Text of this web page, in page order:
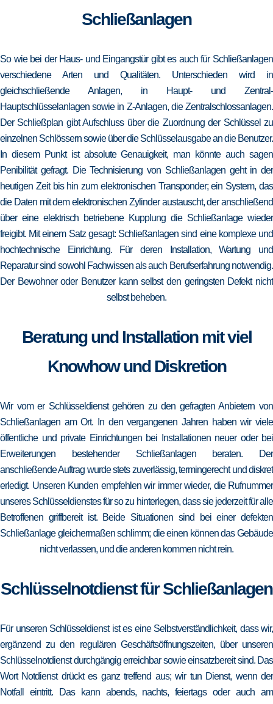
Schließanlagen
So wie bei der Haus- und Eingangstür gibt es auch für Schließanlagen
verschiedene Arten und Qualitäten. Unterschieden wird in
gleichschließende Anlagen, in Haupt- und Zentral-
Hauptschlüsselanlagen sowie in Z-Anlagen, die Zentralschlossanlagen.
Der Schließplan gibt Aufschluss über die Zuordnung der Schlüssel zu
einzelnen Schlössern sowie über die Schlüsselausgabe an die Benutzer.
In diesem Punkt ist absolute Genauigkeit, man könnte auch sagen
Penibilität gefragt. Die Technisierung von Schließanlagen geht in der
heutigen Zeit bis hin zum elektronischen Transponder; ein System, das
die Daten mit dem elektronischen Zylinder austauscht, der anschließend
über eine elektrisch betriebene Kupplung die Schließanlage wieder
freigibt. Mit einem Satz gesagt: Schließanlagen sind eine komplexe und
hochtechnische Einrichtung. Für deren Installation, Wartung und
Reparatur sind sowohl Fachwissen als auch Berufserfahrung notwendig.
Der Bewohner oder Benutzer kann selbst den geringsten Defekt nicht
selbst beheben.
Beratung und Installation mit viel
Knowhow und Diskretion
Wir vom er Schlüsseldienst gehören zu den gefragten Anbietern von
Schließanlagen am Ort. In den vergangenen Jahren haben wir viele
öffentliche und private Einrichtungen bei Installationen neuer oder bei
Erweiterungen bestehender Schließanlagen beraten. Der
anschließende Auftrag wurde stets zuverlässig, termingerecht und diskret
erledigt. Unseren Kunden empfehlen wir immer wieder, die Rufnummer
unseres Schlüsseldienstes für so zu hinterlegen, dass sie jederzeit für alle
Betroffenen griffbereit ist. Beide Situationen sind bei einer defekten
Schließanlage gleichermaßen schlimm; die einen können das Gebäude
nicht verlassen, und die anderen kommen nicht rein.
Schlüsselnotdienst für Schließanlagen
Für unseren Schlüsseldienst ist es eine Selbstverständlichkeit, dass wir,
ergänzend zu den regulären Geschäftsöffnungszeiten, über unseren
Schlüsselnotdienst durchgängig erreichbar sowie einsatzbereit sind. Das
Wort Notdienst drückt es ganz treffend aus; wir tun Dienst, wenn der
Notfall eintritt. Das kann abends, nachts, feiertags oder auch am